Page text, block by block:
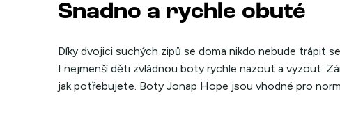
Snadno a rychle obuté
Díky dvojici suchých zipů se doma nikdo nebude trápit
I nejmenší děti zvládnou boty rychle nazout a vyzout.
jak potřebujete. Boty Jonap Hope jsou vhodné pro